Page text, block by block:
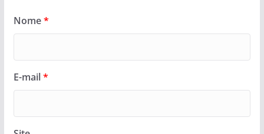
Nome*
E-mail*